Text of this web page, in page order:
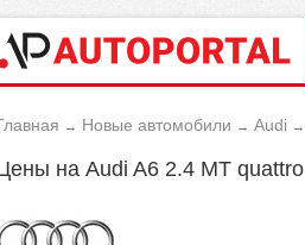
→ Новые автомобили → Audi →
на Audi A6 2.4 MT quattro